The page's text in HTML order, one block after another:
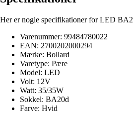
Her er nogle specifikationer for LED
Varenummer: 99484780022
EAN: 2700202000294
Mærke: Bollard
Varetype: Pære
Model: LED
Volt: 12V
Watt: 35/35W
Sokkel: BA20d
Farve: Hvid